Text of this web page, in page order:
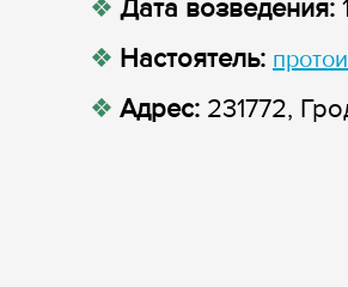
Дата возведения:
Настоятель:
Адрес: 231772,